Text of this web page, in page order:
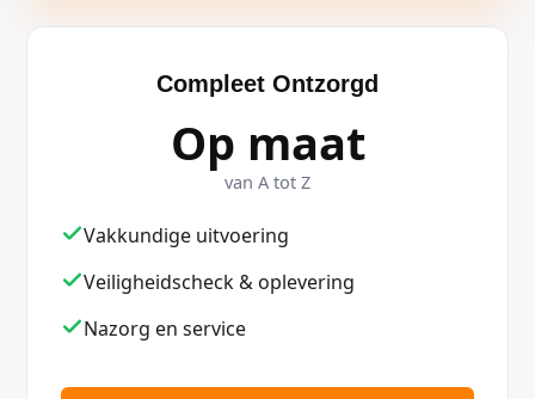
Compleet Ontzorgd
Op maat
van A tot Z
Vakkundige uitvoering
Veiligheidscheck & oplevering
Nazorg en service